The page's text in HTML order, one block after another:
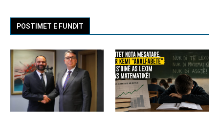
POSTIMET E FUNDIT